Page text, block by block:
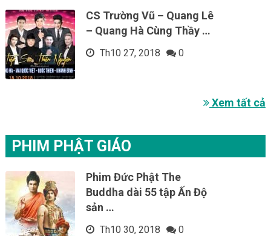
CS Trường Vũ – Quang Lê
– Quang Hà Cùng Thầy …
Th10 27, 2018 0
Xem tất cả
PHIM PHẬT GIÁO
Phim Đức Phật The
Buddha dài 55 tập Ấn Độ
sản …
Th10 30, 2018 0